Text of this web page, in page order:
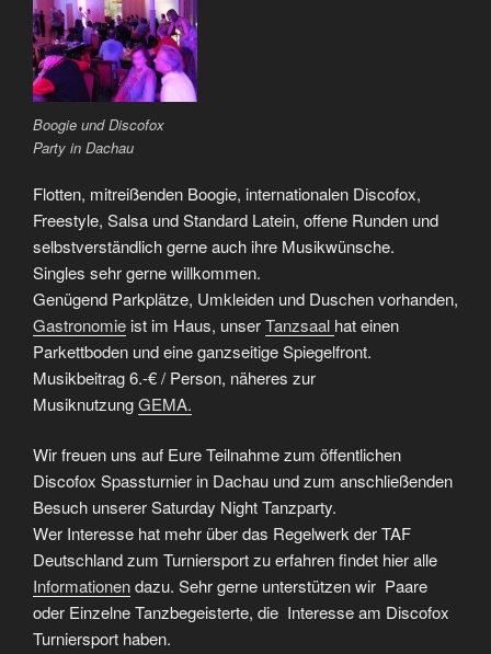
Boogie und Discofox
Party in Dachau
Flotten, mitreißenden Boogie, internationalen Discofox,
Freestyle, Salsa und Standard Latein, offene Runden und
selbstverständlich gerne auch ihre Musikwünsche.
Singles sehr gerne willkommen.
Genügend Parkplätze, Umkleiden und Duschen vorhanden,
Gastronomie ist im Haus, unserTanzsaal hat einen
Parkettboden und eine ganzseitige Spiegelfront.
Musikbeitrag 6.-€ / Person, näheres zur
MusiknutzungGEMA.
Wir freuen uns auf Eure Teilnahme zum öffentlichen
Discofox Spassturnier in Dachau und zum anschließenden
Besuch unserer Saturday Night Tanzparty.
Wer Interesse hat mehr über das Regelwerk der TAF
Deutschland zum Turniersport zu erfahren findet hier alle
Informationendazu. Sehr gerne unterstützen wir Paare
oder Einzelne Tanzbegeisterte, die Interesse am Discofox
Turniersport haben.